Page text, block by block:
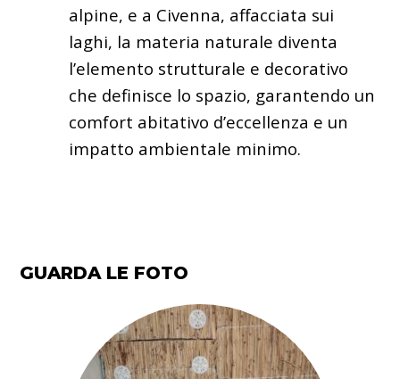
alpine, e a Civenna, affacciata sui
laghi, la materia naturale diventa
l’elemento strutturale e decorativo
che definisce lo spazio, garantendo un
comfort abitativo d’eccellenza e un
impatto ambientale minimo.
GUARDA LE FOTO